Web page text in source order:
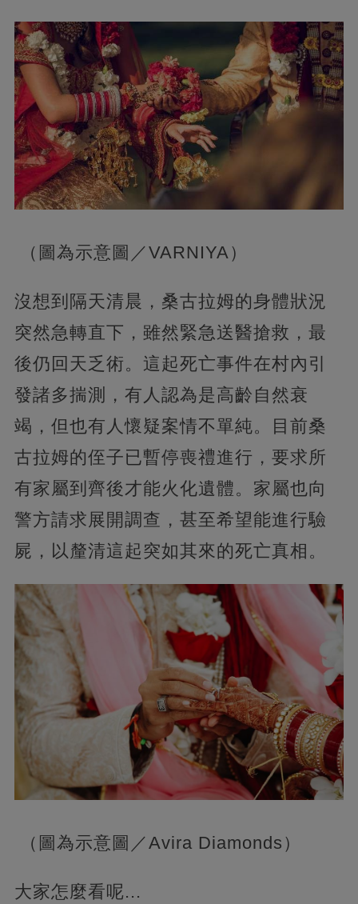
（圖為示意圖／VARNIYA）
沒想到隔天清晨，桑古拉姆的身體狀況
突然急轉直下，雖然緊急送醫搶救，最
後仍回天乏術。這起死亡事件在村內引
發諸多揣測，有人認為是高齡自然衰
竭，但也有人懷疑案情不單純。目前桑
古拉姆的侄子已暫停喪禮進行，要求所
有家屬到齊後才能火化遺體。家屬也向
警方請求展開調查，甚至希望能進行驗
屍，以釐清這起突如其來的死亡真相。
（圖為示意圖／Avira Diamonds）
大家怎麼看呢...